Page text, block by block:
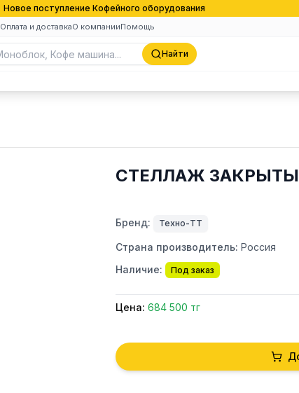
Новое поступление Кофейного оборудования
Оплата и доставкаО компанииПомощь
Найти
СТЕЛЛАЖ
Бренд: Техно-ТТ
Страна производитель: Россия
Наличие:
Под заказ
Цена: 684 500 тг